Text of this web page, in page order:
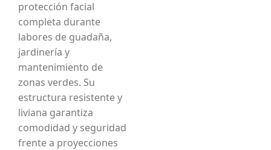
protección facial
completa durante
labores de guadaña,
jardinería y
mantenimiento de
zonas verdes. Su
estructura resistente y
liviana garantiza
comodidad y seguridad
frente a proyecciones